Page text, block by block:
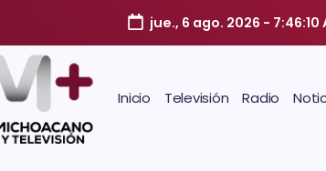
jue., 6 ago. 2026 - 7:46:11
Inicio Televisión Radio